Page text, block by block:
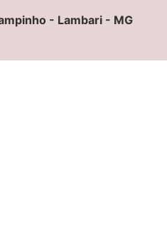
- Lambari - MG